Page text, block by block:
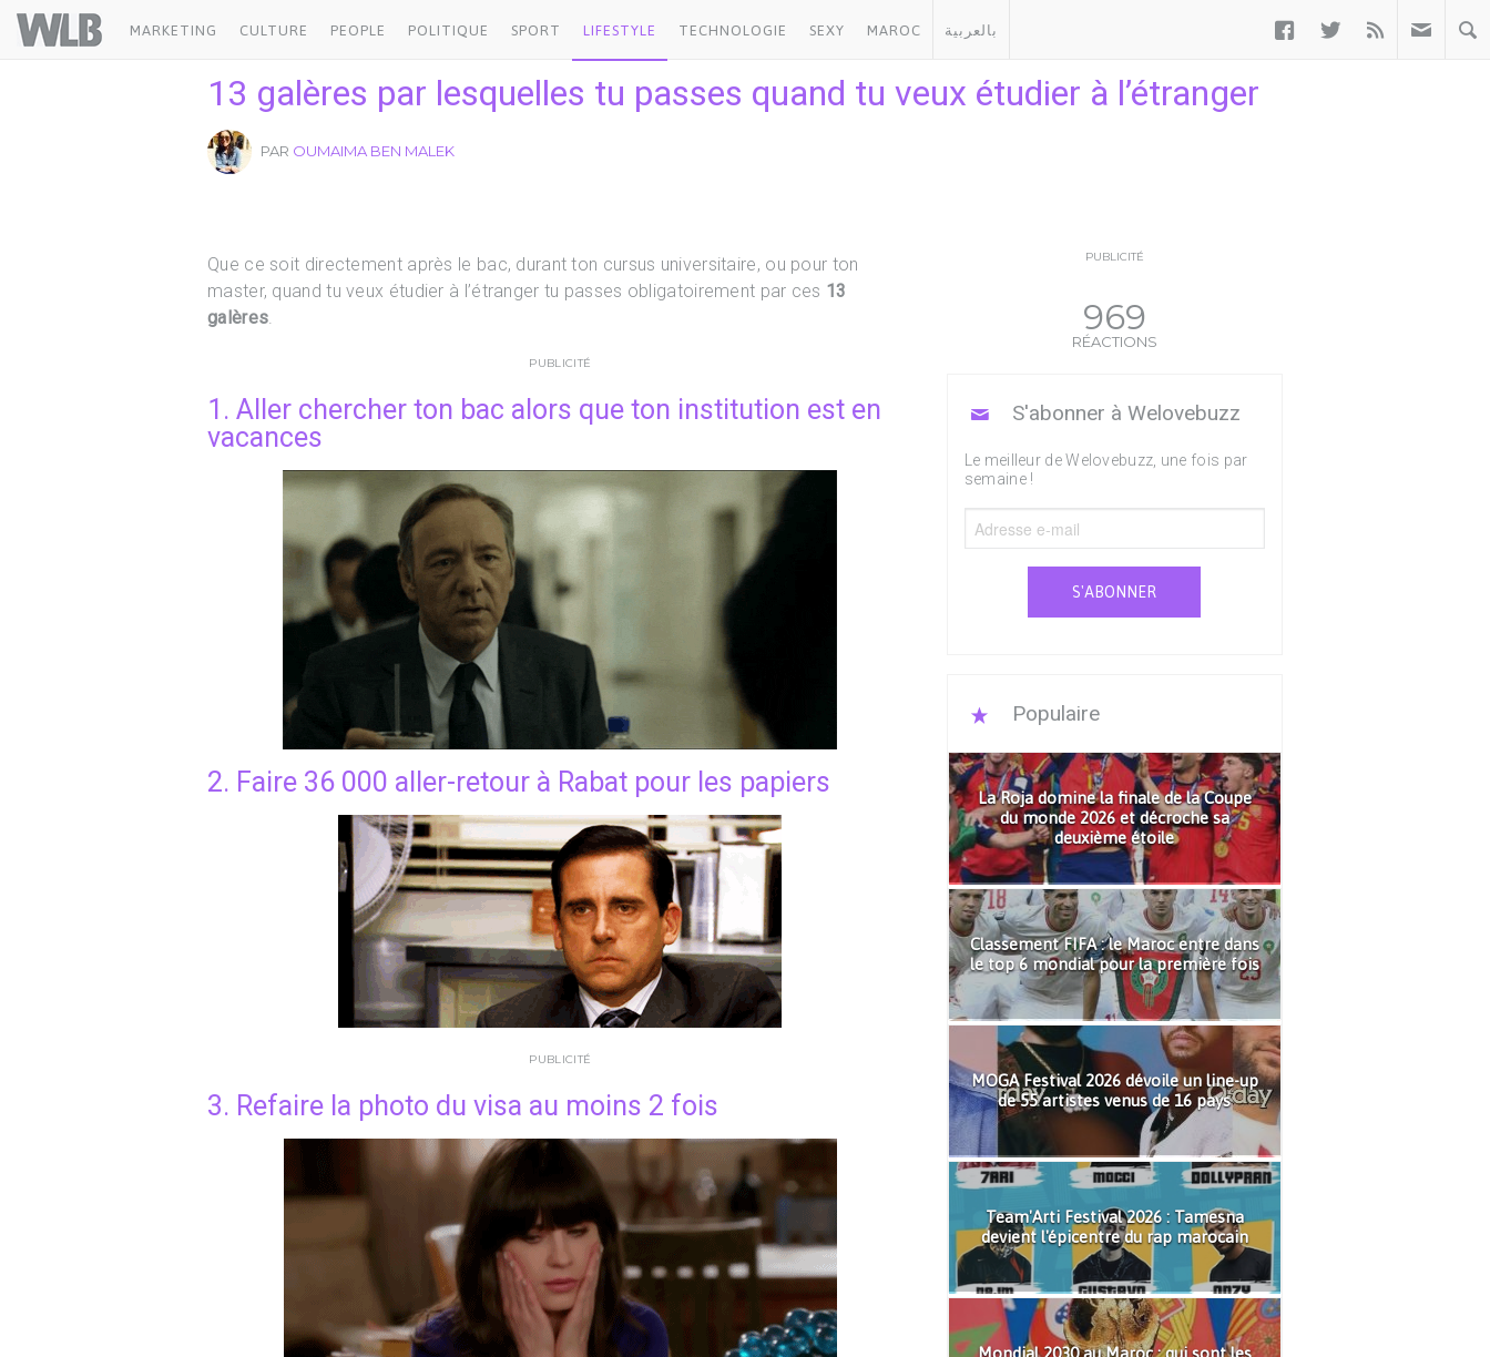
Welovebuzz
MARKETING CULTURE PEOPLE POLITIQUE SPORT LIFESTYLE TECHNOLOGIE SEXY MAROC بالعربية   
13 galères par lesquelles tu passes quand tu veux étudier à l’étranger
PAR OUMAIMA BEN MALEK
Que ce soit directement après le bac, durant ton cursus universitaire, ou pour ton
master, quand tu veux étudier à l’étranger tu passes obligatoirement par ces 13
galères.
PUBLICITÉ
1. Aller chercher ton bac alors que ton institution est en
vacances
2. Faire 36 000 aller-retour à Rabat pour les papiers
PUBLICITÉ
3. Refaire la photo du visa au moins 2 fois
PUBLICITÉ
969
RÉACTIONS
S'abonner à Welovebuzz
Le meilleur de Welovebuzz, une fois par
semaine !
S'ABONNER
Populaire
La Roja domine la finale de la Coupe
du monde 2026 et décroche sa
deuxième étoile
Classement FIFA : le Maroc entre dans
le top 6 mondial pour la première fois
MOGA Festival 2026 dévoile un line-up
de 55 artistes venus de 16 pays
Team'Arti Festival 2026 : Tamesna
devient l'épicentre du rap marocain
Mondial 2030 au Maroc : qui sont les